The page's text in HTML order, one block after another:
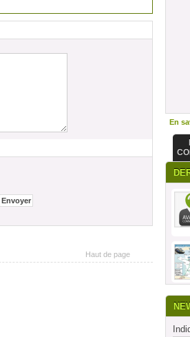
Haut de page
En